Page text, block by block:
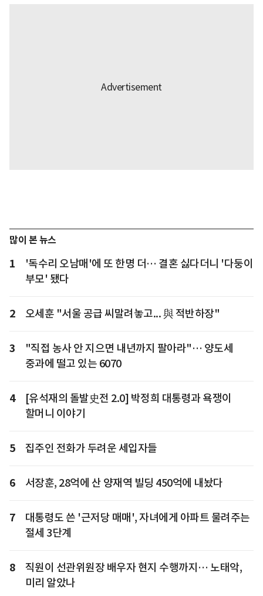
많이 본 뉴스
1
'독수리 오남매'에 또 한명 더… 결혼 싫다더니 '다둥이
부모' 됐다
2 오세훈 "서울 공급 씨말려놓고... 與 적반하장"
3
"직접 농사 안 지으면 내년까지 팔아라"… 양도세
중과에 떨고 있는 6070
4
[유석재의 돌발史전 2.0] 박정희 대통령과 욕쟁이
할머니 이야기
5 집주인 전화가 두려운 세입자들
6 서장훈, 28억에 산 양재역 빌딩 450억에 내놨다
7
대통령도 쓴 '근저당 매매', 자녀에게 아파트 물려주는
절세 3단계
8
직원이 선관위원장 배우자 현지 수행까지… 노태악,
미리 알았나